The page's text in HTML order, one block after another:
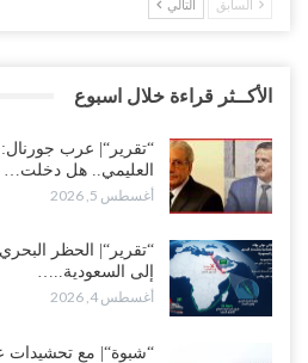
السابق التالي
الأكــثر قراءة خلال اسبوع
“تقرير“| عرب
العليمي.. هل دخلت…
أغسطس 5, 2026
“تقرير“| الحظر
إلى السعودية..…
أغسطس 4, 2026
“شبوة“| مع تحشيدات